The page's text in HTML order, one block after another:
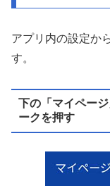
アプリ内の設定か
す。
下の「マイペー
ークを押す